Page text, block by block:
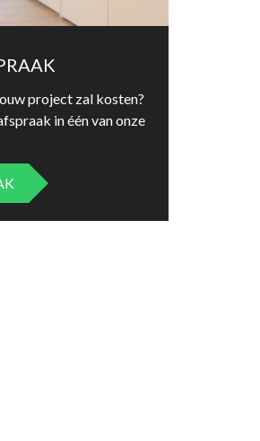
project zal kosten?
in één van onze